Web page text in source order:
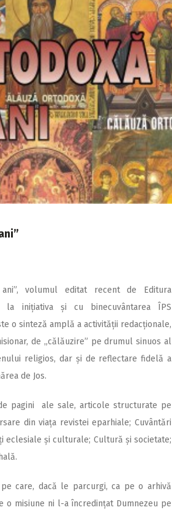
ani”, volumul editat recent de Editura
la inițiativa și cu binecuvântarea ÎPS
o sinteză amplă a activității redacționale,
de „călăuzire” pe drumul sinuos al
religios, dar și de reflectare fidelă a
de Jos.
pagini ale sale, articole structurate pe
din viața revistei eparhiale; Cuvântări
și culturale; Cultură și societate;
care, dacă le parcurgi, ca pe o arhivă
misiune ni l-a încredințat Dumnezeu pe